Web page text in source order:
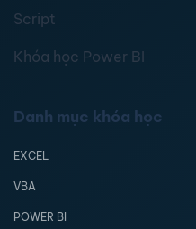
Script
Khóa học Power BI
Danh mục khóa học
EXCEL
VBA
POWER BI